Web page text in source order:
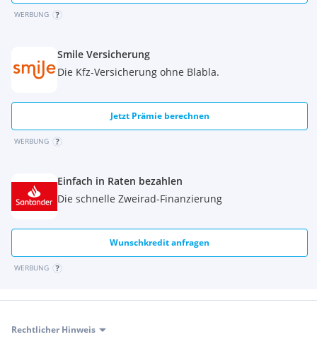
WERBUNG
Smile Versicherung
Die Kfz-Versicherung ohne Blabla.
Jetzt Prämie berechnen
WERBUNG
Einfach in Raten bezahlen
Die schnelle Zweirad-Finanzierung
Wunschkredit anfragen
WERBUNG
Rechtlicher Hinweis